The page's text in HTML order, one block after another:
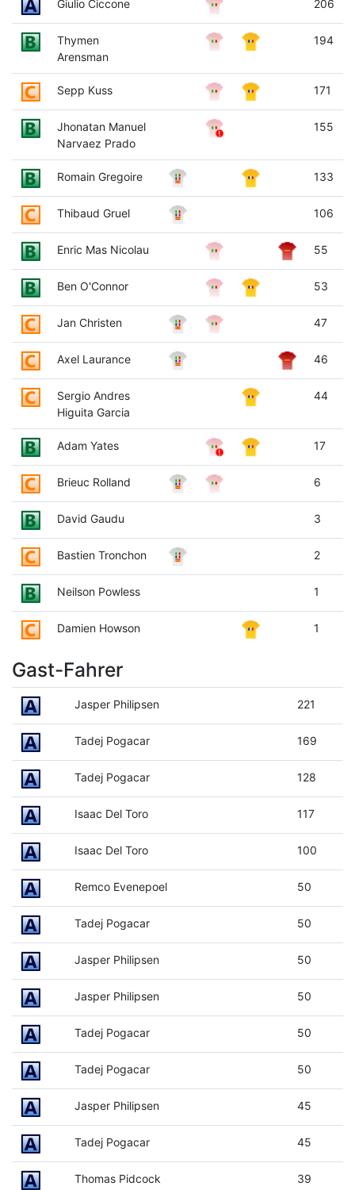
Giulio Ciccone 206
Thymen
Arensman
194
Sepp Kuss 171
Jhonatan Manuel
Narvaez Prado
155
Romain Gregoire 133
Thibaud Gruel 106
Enric Mas Nicolau 55
Ben O'Connor 53
Jan Christen 47
Axel Laurance 46
Sergio Andres
Higuita Garcia
44
Adam Yates 17
Brieuc Rolland 6
David Gaudu 3
Bastien Tronchon 2
Neilson Powless 1
Damien Howson 1
Gast-Fahrer
Jasper Philipsen 221
Tadej Pogacar 169
Tadej Pogacar 128
Isaac Del Toro 117
Isaac Del Toro 100
Remco Evenepoel 50
Tadej Pogacar 50
Jasper Philipsen 50
Jasper Philipsen 50
Tadej Pogacar 50
Tadej Pogacar 50
Jasper Philipsen 45
Tadej Pogacar 45
Thomas Pidcock 39